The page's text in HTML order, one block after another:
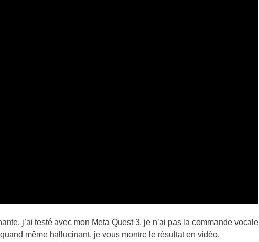
j’ai testé avec mon Meta Quest 3, je n’ai pas la commande vocale
même hallucinant, je vous montre le résultat en vidéo.